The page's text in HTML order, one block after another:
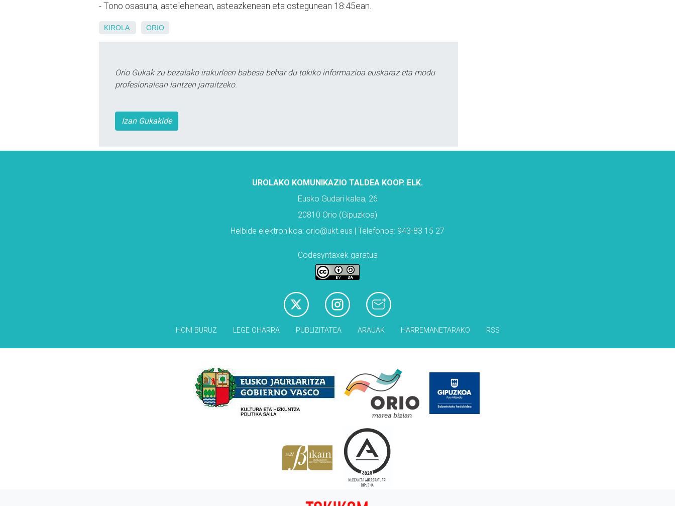
- Tono osasuna, astelehenean, asteazkenean eta ostegunean 18:45ean.
KIROLA ORIO
Orio Gukak zu bezalako irakurleen babesa behar du tokiko informazioa euskaraz eta modu
profesionalean lantzen jarraitzeko.
Izan Gukakide
UROLAKO KOMUNIKAZIO TALDEA KOOP. ELK.
Eusko Gudari kalea, 26
20810 Orio (Gipuzkoa)
Helbide elektronikoa: orio@ukt.eus | Telefonoa: 943-83 15 27
Codesyntaxek garatua
HONI BURUZ LEGE OHARRA PUBLIZITATEA ARAUAK HARREMANETARAKO RSS